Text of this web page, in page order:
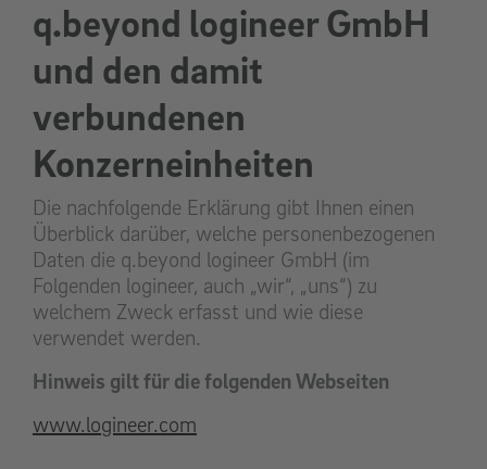
q.beyond logineer GmbH
und den damit
verbundenen
Konzerneinheiten
Die nachfolgende Erklärung gibt Ihnen einen
Überblick darüber, welche personenbezogenen
Daten die q.beyond logineer GmbH (im
Folgenden logineer, auch „wir“, „uns“) zu
welchem Zweck erfasst und wie diese
verwendet werden.
Hinweis gilt für die folgenden Webseiten
www.logineer.com